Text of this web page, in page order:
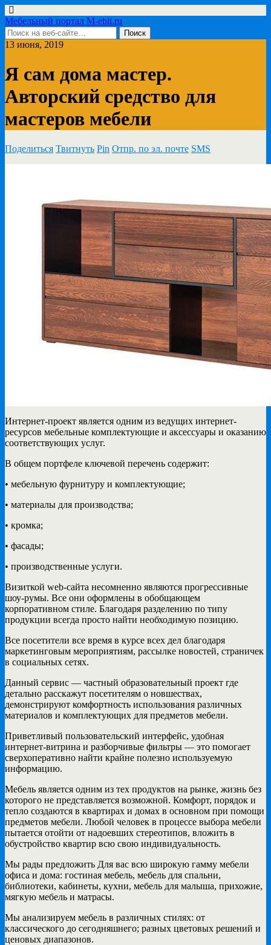
Мебельный портал M-ebli.ru
13 июня, 2019
Я сам дома мастер.
Авторский средство для
мастеров мебели
Поделиться Твитнуть Pin Отпр. по эл. почте SMS
Интернет-проект является одним из ведущих интернет-
ресурсов мебельные комплектующие и аксессуары и оказанию
соответствующих услуг.
В общем портфеле ключевой перечень содержит:
• мебельную фурнитуру и комплектующие;
• материалы для производства;
• кромка;
• фасады;
• производственные услуги.
Визиткой web-сайта несомненно являются прогрессивные
шоу-румы. Все они оформлены в обобщающем
корпоративном стиле. Благодаря разделению по типу
продукции всегда просто найти необходимую позицию.
Все посетители все время в курсе всех дел благодаря
маркетинговым мероприятиям, рассылке новостей, страничек
в социальных сетях.
Данный сервис — частный образовательный проект где
детально расскажут посетителям о новшествах,
демонстрируют комфортность использования различных
материалов и комплектующих для предметов мебели.
Приветливый пользовательский интерфейс, удобная
интернет-витрина и разборчивые фильтры — это помогает
сверхоперативно найти крайне полезно используемую
информацию.
Мебель является одним из тех продуктов на рынке, жизнь без
которого не представляется возможной. Комфорт, порядок и
тепло создаются в квартирах и домах в основном при помощи
предметов мебели. Любой человек в процессе выбора мебели
пытается отойти от надоевших стереотипов, вложить в
обустройство квартир всю свою индивидуальность.
Мы рады предложить Для вас всю широкую гамму мебели
офиса и дома: гостиная мебель, мебель для спальни,
библиотеки, кабинеты, кухни, мебель для малыша, прихожие,
мягкую мебель и матрасы.
Мы анализируем мебель в различных стилях: от
классического до сегодняшнего; разных цветовых решений и
ценовых диапазонов.